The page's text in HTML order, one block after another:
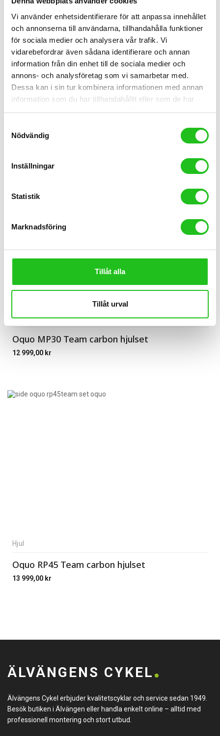
Vi använder enhetsidentifierare för att anpassa innehållet
och annonserna till användarna, tillhandahålla funktioner
för sociala medier och analysera vår trafik. Vi
vidarebefordrar även sådana identifierare och annan
information från din enhet till de sociala medier och
annons- och analysföretag som vi samarbetar med.
Dessa kan i sin tur kombinera informationen med annan
information som du har tillhandahållit eller som de har
samlat in när du har använt deras tjänster.
Nödvändig
Inställningar
Statistik
Marknadsföring
Tillåt alla
Tillåt urval
Cykeltillbehör
Oquo RC30 Team carbon hjulset
Cykeltillbehör
Oquo MP30 Team carbon hjulset
12 999,00 kr
Hjul
Oquo RP45 Team carbon hjulset
13 999,00 kr
ÄLVÄNGENS CYKEL
Älvängens Cykel erbjuder kvalitetscyklar och service sedan 1949.
Besök butiken i Älvängen eller handla enkelt online – alltid med
professionell montering och stort utbud.